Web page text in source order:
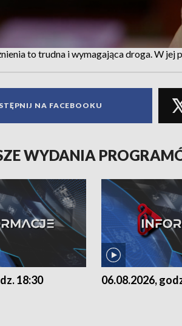
to trudna i wymagająca droga. W
NA FACEBOOKU
WYDANIA
18:30 06.08.2026,